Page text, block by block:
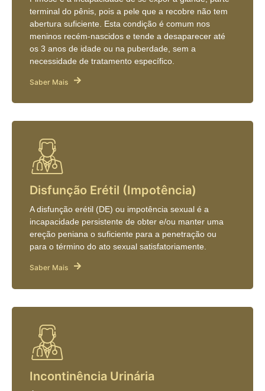
terminal do pênis, pois a pele que a recobre não tem
abertura suficiente. Esta condição é comum nos
meninos recém-nascidos e tende a desaparecer até
os 3 anos de idade ou na puberdade, sem a
necessidade de tratamento específico.
Saber Mais
Disfunção Erétil (Impotência)
A disfunção erétil (DE) ou impotência sexual é a
incapacidade persistente de obter e/ou manter uma
ereção peniana o suficiente para a penetração ou
para o término do ato sexual satisfatoriamente.
Saber Mais
Incontinência Urinária